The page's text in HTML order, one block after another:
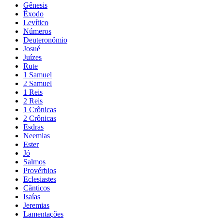
Gênesis
Êxodo
Levítico
Números
Deuteronômio
Josué
Juízes
Rute
1 Samuel
2 Samuel
1 Reis
2 Reis
1 Crônicas
2 Crônicas
Esdras
Neemias
Ester
Jó
Salmos
Provérbios
Eclesiastes
Cânticos
Isaías
Jeremias
Lamentações